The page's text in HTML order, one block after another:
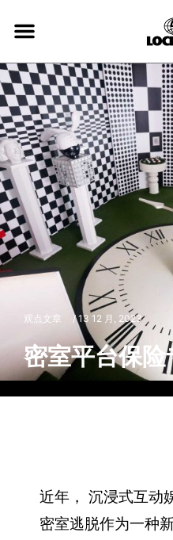
观点文章 / 13 12 月, 2023
密室平台保
近年， 沉浸式互动
密室逃脱作为一种